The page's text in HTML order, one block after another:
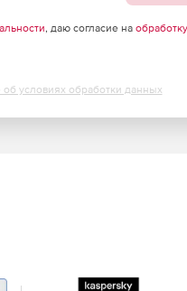
, даю согласие на
условиях обработки данных